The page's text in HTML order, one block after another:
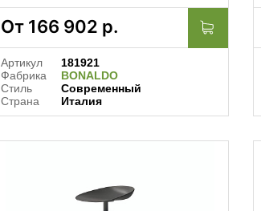
От 166 902 р.
Артикул
181921
Фабрика
BONALDO
Стиль
Современный
Страна
Италия